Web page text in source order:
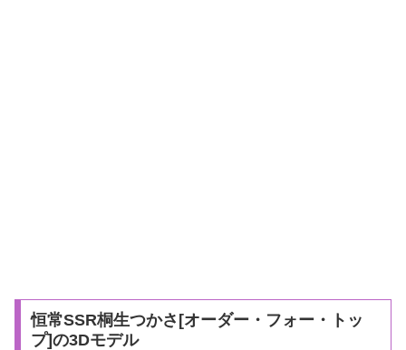
恒常SSR桐生つかさ[オーダー・フォー・トッ
プ]の3Dモデル